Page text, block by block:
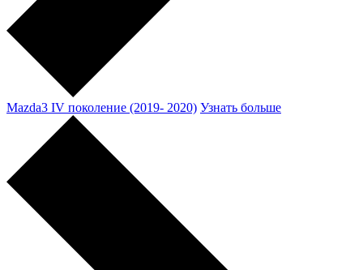
Mazda3 IV поколение (2019- 2020) Узнать больше